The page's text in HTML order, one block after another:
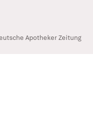
Apotheker Zeitung